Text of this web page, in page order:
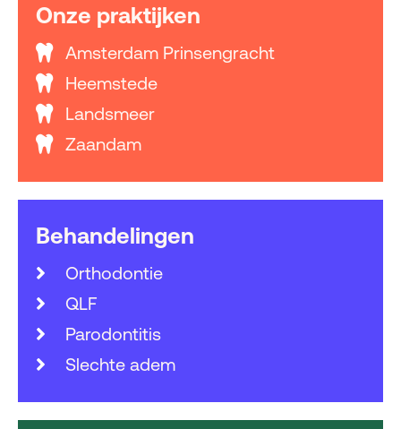
Onze praktijken
Amsterdam Prinsengracht
Heemstede
Landsmeer
Zaandam
Behandelingen
Orthodontie
QLF
Parodontitis
Slechte adem